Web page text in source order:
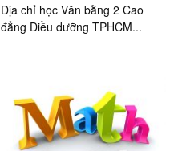
Địa chỉ học Văn bằng 2 Cao
đẳng Điều dưỡng TPHCM...